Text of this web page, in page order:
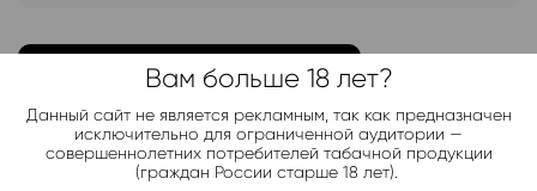
ДОБАВИТЬ В ЛИСТ ОЖИДАНИЯ
Хочу дешевле
Вам больше 18 лет?
Данный сайт не является рекламным, так как предназначен
исключительно для ограниченной аудитории —
совершеннолетних потребителей табачной продукции
(граждан России старше 18 лет).